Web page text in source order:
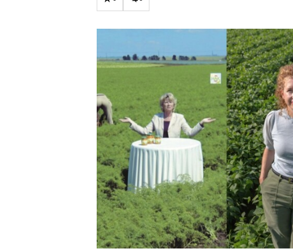
Influencer marketing
Interne communicatie
Martech